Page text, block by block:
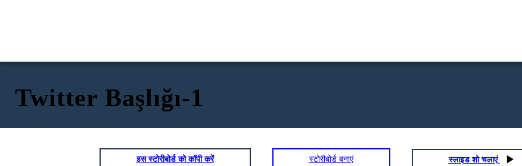
Twitter Başlığı-1
इस स्टोरीबोर्ड को कॉपी करें स्टोरीबोर्ड बनाएं स्लाइड शो चलाएं